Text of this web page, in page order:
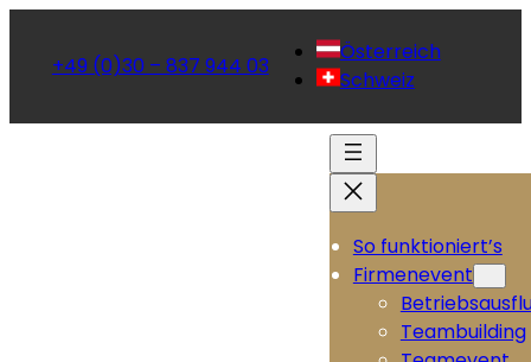
+49 (0)30 – 837 944 03
Österreich
Schweiz
So funktioniert’s
Firmenevent
Teambuilding